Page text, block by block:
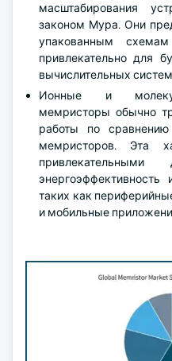
масштабирования
законом Мура. Они
упакованным
привлекательно для
вычислительных
Ионные и
мемристоры обычно
работы по
мемристоров. Эта
таких как
и мобильные